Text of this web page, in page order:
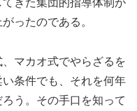
きた集団的指導体制が
ったのである。
マカオ式でやらざるを
条件でも、それを何年
う。その手口を知って